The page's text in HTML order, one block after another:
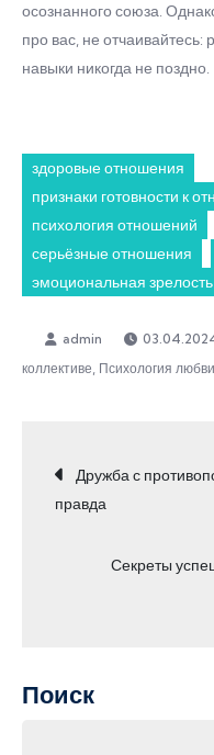
осознанного союза.
про вас, не отчаивайтесь:
навыки никогда не поздно.
здоровые отношения
признаки готовности к
психология отношений
серьёзные отношения
эмоциональная зрелость
коллективе, Психология любви
по
Дружба с
правда
Секреты
Поиск